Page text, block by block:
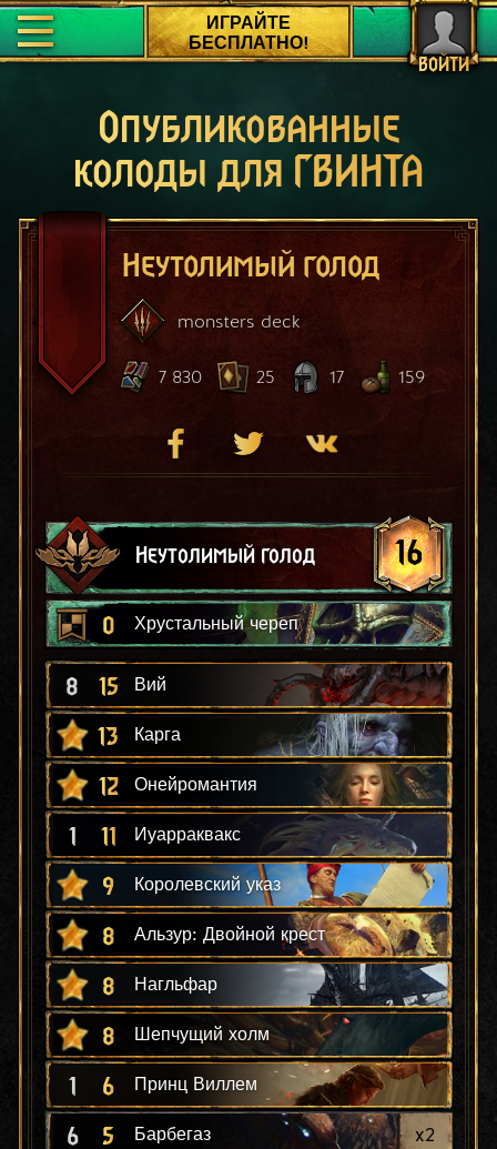
ВОЙТИ
ИГРАЙТЕ
БЕСПЛАТНО!
Опубликованные
колоды для ГВИНТА
Неутолимый голод
monsters deck
7 830 25 17 159
Неутолимый голод 16
0 Хрустальный череп
8 15 Вий
13 Карга
12 Онейромантия
1 11 Иуарраквакс
9 Королевский указ
8 Альзур: Двойной крест
8 Нагльфар
8 Шепчущий холм
1 6 Принц Виллем
6 5 Барбегаз x2